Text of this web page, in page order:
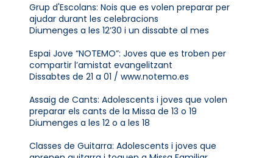
Grup d'Escolans: Nois que es volen preparar per
ajudar durant les celebracions
Diumenges a les 12’30 i un dissabte al mes
Espai Jove “NOTEMO”: Joves que es troben per
compartir l’amistat evangelitzant
Dissabtes de 21 a 01 / www.notemo.es
Assaig de Cants: Adolescents i joves que volen
preparar els cants de la Missa de 13 o 19
Diumenges a les 12 o a les 18
Classes de Guitarra: Adolescents i joves que